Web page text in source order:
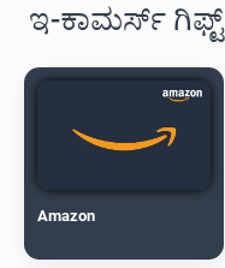
ಇ-ಕಾಮರ್ಸ್ ಗಿಫ್ಟ್
Amazon